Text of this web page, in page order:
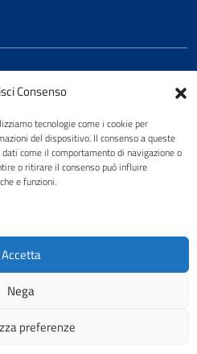
Consenso
tecnologie come i cookie per
del dispositivo. Il consenso a queste
come il comportamento di navigazione o
o ritirare il consenso può influire
e funzioni.
Accetta
Nega
preferenze
del sito